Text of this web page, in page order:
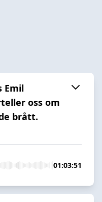
Emil
oss om
brått.
01:03:51